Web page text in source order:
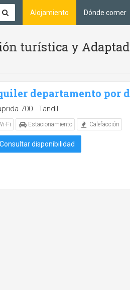
Alojamiento Dónde comer
turística y
departamento por
700 - Tandil
Fi Estacionamiento Calefacción
Consultar disponibilidad